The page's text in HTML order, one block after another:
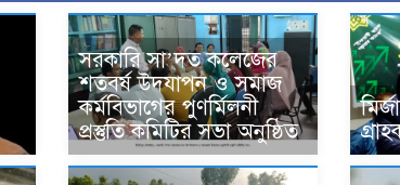
সরকারি সা’দত কলেজের
শতবর্ষ উদযাপন ও সমাজ
কর্মবিভাগের পুণর্মিলনী
প্রস্তুতি কমিটির সভা অনুষ্ঠিত